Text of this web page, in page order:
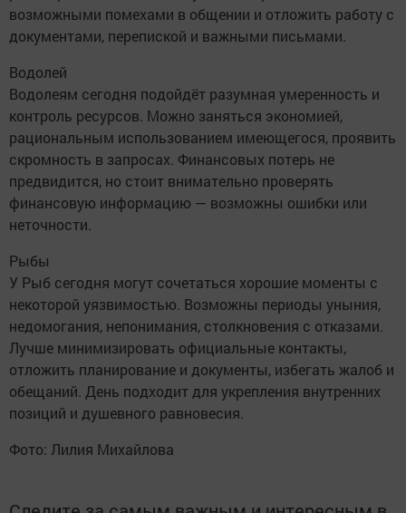
возможными помехами в общении и отложить работу с
документами, перепиской и важными письмами.
Водолей
Водолеям сегодня подойдёт разумная умеренность и
контроль ресурсов. Можно заняться экономией,
рациональным использованием имеющегося, проявить
скромность в запросах. Финансовых потерь не
предвидится, но стоит внимательно проверять
финансовую информацию — возможны ошибки или
неточности.
Рыбы
У Рыб сегодня могут сочетаться хорошие моменты с
некоторой уязвимостью. Возможны периоды уныния,
недомогания, непонимания, столкновения с отказами.
Лучше минимизировать официальные контакты,
отложить планирование и документы, избегать жалоб и
обещаний. День подходит для укрепления внутренних
позиций и душевного равновесия.
Фото: Лилия Михайлова